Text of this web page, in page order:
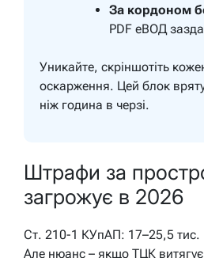
За кордоном
PDF еВОД
Уникайте, скріншотіть
оскарження. Цей блок
ніж година в черзі.
Штрафи за
загрожує в 2026
Ст. 210-1 КУпАП: 17–25,5 тис.
Але нюанс – якщо ТЦК витягує